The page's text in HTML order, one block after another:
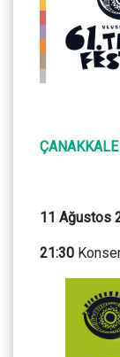
11 Ağustos
21:30